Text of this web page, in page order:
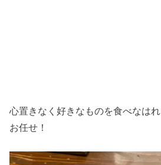
心置きなく好きなものを食べなは
お任せ！